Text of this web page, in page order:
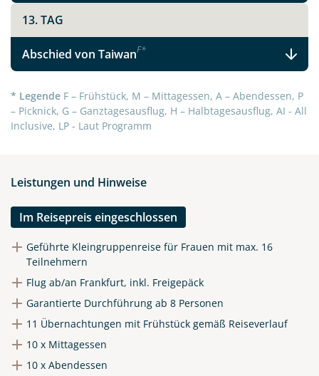
X
WhatsApp
Link kopieren
13. TAG
Abschied von TaiwanF*
* Legende F – Frühstück, M – Mittagessen, A – Abendessen, P
– Picknick, G – Ganztagesausflug, H – Halbtagesausflug, AI - All
Inclusive, LP - Laut Programm
Leistungen und Hinweise
Im Reisepreis eingeschlossen
Geführte Kleingruppenreise für Frauen mit max. 16
Teilnehmern
Flug ab/an Frankfurt, inkl. Freigepäck
Garantierte Durchführung ab 8 Personen
11 Übernachtungen mit Frühstück gemäß Reiseverlauf
10 x Mittagessen
10 x Abendessen